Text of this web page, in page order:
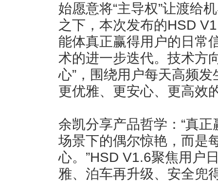
始愿意将“主导权”让渡给
之下，本次发布的HSD
能体真正赢得用户的日常
术的进一步迭代。技术方
心”，围绕用户每天高频
更优雅、更安心、更高效
余凯分享产品哲学：“真
场景下的偶尔惊艳，而是
心。”HSD V1.6聚焦用户
雅、泊车再升级、安全兜